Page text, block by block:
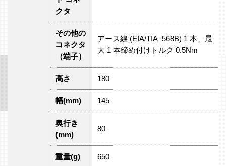
クタ
その他の
コネクタ
（端子）
アース線 (EIA/TIA–568B) 1 本、最
大 1 本締め付けトルク 0.5Nm
高さ 180
幅(mm) 145
奥行き
(mm)
80
重量(g) 650